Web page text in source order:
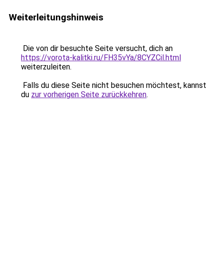
Weiterleitungshinweis
Die von dir besuchte Seite versucht, dich an
https://vorota-kalitki.ru/FH35vYa/8CYZCil.html
weiterzuleiten.
Falls du diese Seite nicht besuchen möchtest, kannst
du zur vorherigen Seite zurückkehren.